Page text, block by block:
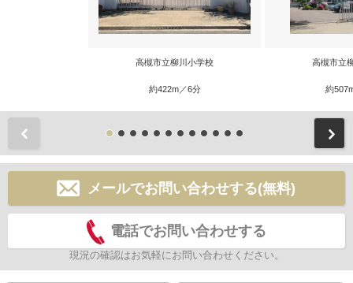
高槻市立柳川小学校
約422m／6分
高槻市立
約
メールでお問い合わせする(無料)
電話でお問い合わせする
現況の確認はお気軽にお問い合わせください。